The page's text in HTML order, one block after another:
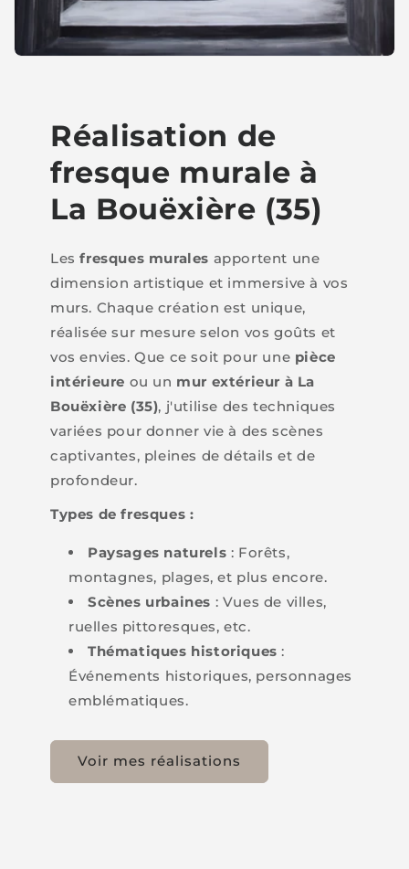
Réalisation de
fresque murale à
La Bouëxière (35)
Lesfresques murales apportent une
dimension artistique et immersive à vos
murs. Chaque création est unique,
réalisée sur mesure selon vos goûts et
vos envies. Que ce soit pour une pièce
intérieure ou un mur extérieur à La
Bouëxière (35), j'utilise des techniques
variées pour donner vie à des scènes
captivantes, pleines de détails et de
profondeur.
Types de fresques :
Paysages naturels : Forêts,
montagnes, plages, et plus encore.
Scènes urbaines : Vues de villes,
ruelles pittoresques, etc.
Thématiques historiques :
Événements historiques, personnages
emblématiques.
Voir mes réalisations